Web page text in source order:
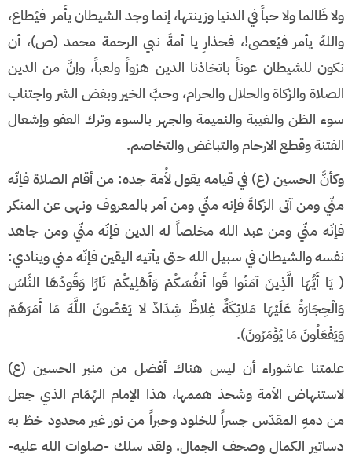
ولا ظَالما ولا حباً في الدنيا وزينتها، إنما وجد الشيطان يأَمر فيُطاع،
واللهُ يأمر فيُعصى!، فحذارِ يا أمةَ نبي الرحمة محمد (ص)، أن
نكون للشيطان عوناً باتخاذنا الدين هزواً ولعباً، وإنَّ من الدين
الصلاة والزكاة والحلال والحرام، وحبَّ الخير وبغض الشر واجتناب
سوء الظن والغيبة والنميمة والجهر بالسوء وترك العفو وإشعال
الفتنة وقطع الارحام والتباغض والتخاصم.
وكأنَّ الحسين (ع) في قيامه يقول لأُمة جده: من أقام الصلاة فإنّه
منّي ومن آتى الزكاةَ فإنه منّي ومن أمر بالمعروف ونهى عن المنكر
فإنّه منّي ومن عبد الله مخلصاً له الدين فإنّه منّي ومن جاهد
نفسه والشيطان في سبيل الله حتى يأتيه اليقين فإنّه مني وينادي:
( يَا أَيُّهَا الَّذِينَ آمَنُوا قُوا أَنفُسَكُمْ وَأَهْلِيكُمْ نَارًا وَقُودُهَا النَّاسُ
وَالْحِجَارَةُ عَلَيْهَا مَلائِكَةٌ غِلاظٌ شِدَادٌ لا يَعْصُونَ اللَّهَ مَا أَمَرَهُمْ
وَيَفْعَلُونَ مَا يُؤْمَرُونَ).
علمتنا عاشوراء أن ليس هناك أفضل من منبر الحسين (ع)
لاستنهاض الأمة وشحذ هممها، هذا الإمام الهُمَام الذي جعل
من دمهِ المقدّس جسراً للخلود وحبراً من نور غير محدود خطّ به
دساتير الكمال وصحف الجمال. ولقد سلك -صلوات الله عليه-